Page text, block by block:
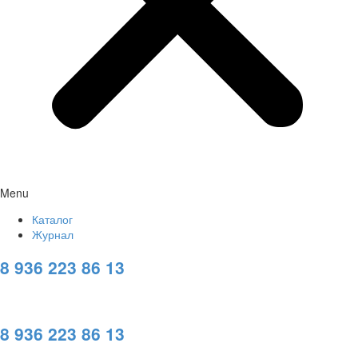
Menu
Каталог
Журнал
8 936 223 86 13
8 936 223 86 13